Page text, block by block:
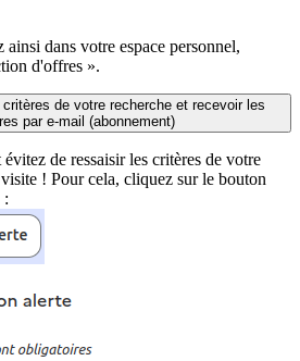
ainsi dans votre espace personnel,
d'offres ».
de votre recherche et recevoir les
par e-mail (abonnement)
de ressaisir les critères de votre
! Pour cela, cliquez sur le bouton
: